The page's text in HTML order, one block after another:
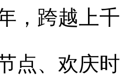
，跨越上
点、欢庆